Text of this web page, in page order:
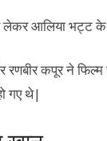
रणबीर कपूर ने
गए थे|